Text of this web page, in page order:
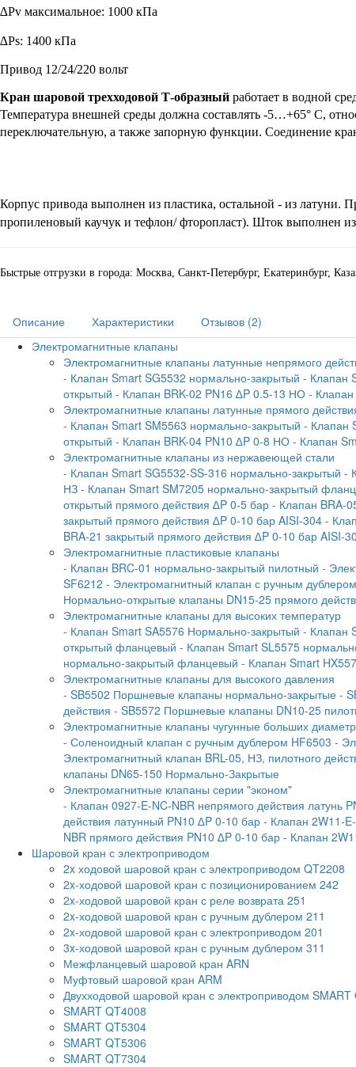
∆Pv максимальное: 1000 кПа
∆Ps: 1400 кПа
Привод 12/24/220 вольт
Кран шаровой трехходовой Т-образный работает в водной
Температура внешней среды должна составлять -5…+65° С,
переключательную, а также запорную функции. Соединение
Корпус привода выполнен из пластика, остальной - из латуни.
пропиленовый каучук и тефлон/ фторопласт). Шток выполнен
Быстрые отгрузки в города: Москва, Санкт-Петербург, Екатеринбург,
Описание Характеристики
Отзывов (2)
Электромагнитные клапаны
Электромагнитные клапаны латунные непрямого
- Клапан Smart SG5532 нормально-закрытый - Клапан
открытый - Клапан BRK-02 PN16 ∆P 0.5-13 НО -
Электромагнитные клапаны латунные прямого
- Клапан Smart SM5563 нормально-закрытый - Клапан
открытый - Клапан BRK-04 PN10 ∆P 0-8 НО - Клапан
Электромагнитные клапаны из нержавеющей стали
- Клапан Smart SG5532-SS-316 нормально-закрытый -
НЗ - Клапан Smart SM7205 нормально-закрытый
открытый прямого действия ∆P 0-5 бар - Клапан BRA-
закрытый прямого действия ∆P 0-10 бар AISI-304 -
BRA-21 закрытый прямого действия ∆P 0-10 бар AISI-
Электромагнитные пластиковые клапаны
- Клапан BRC-01 нормально-закрытый пилотный -
SF6212 - Электромагнитный клапан с ручным
Нормально-открытые клапаны DN15-25 прямого
Электромагнитные клапаны для высоких температур
- Клапан Smart SA5576 Нормально-закрытый - Клапан
открытый фланцевый - Клапан Smart SL5575
нормально-закрытый фланцевый - Клапан Smart
Электромагнитные клапаны для высокого давления
- SB5502 Поршневые клапаны нормально-закрытые -
действия - SB5572 Поршневые клапаны DN10-25
Электромагнитные клапаны чугунные больших
- Соленоидный клапан с ручным дублером HF6503 -
Электромагнитный клапан BRL-05, НЗ, пилотного
клапаны DN65-150 Нормально-Закрытые
Электромагнитные клапаны серии "эконом"
- Клапан 0927-E-NC-NBR непрямого действия латунь
действия латунный PN10 ∆P 0-10 бар - Клапан 2W11-
NBR прямого действия PN10 ∆P 0-10 бар - Клапан
Шаровой кран с электроприводом
2x ходовой шаровой кран с электроприводом QT2208
2x-ходовой шаровой кран с позиционированием 242
2x-ходовой шаровой кран с реле возврата 251
2x-ходовой шаровой кран с ручным дублером 211
2x-ходовой шаровой кран с электроприводом 201
3x-ходовой шаровой кран с ручным дублером 311
Межфланцевый шаровой кран ARN
Муфтовый шаровой кран ARM
Двухходовой шаровой кран с электроприводом SMART
SMART QT4008
SMART QT5304
SMART QT5306
SMART QT7304